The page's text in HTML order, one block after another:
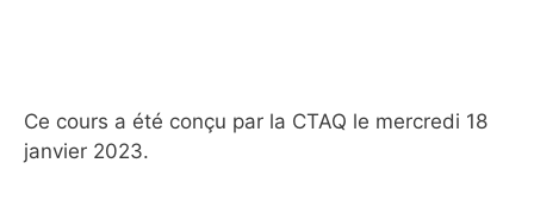
Ce cours a été conçu par la CTAQ le mercredi 18
janvier 2023.